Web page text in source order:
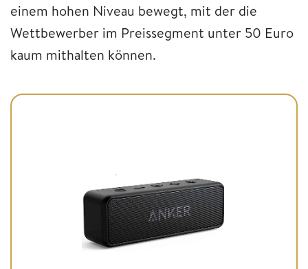
einem hohen Niveau bewegt, mit der die
Wettbewerber im Preissegment unter 50 Euro
kaum mithalten können.